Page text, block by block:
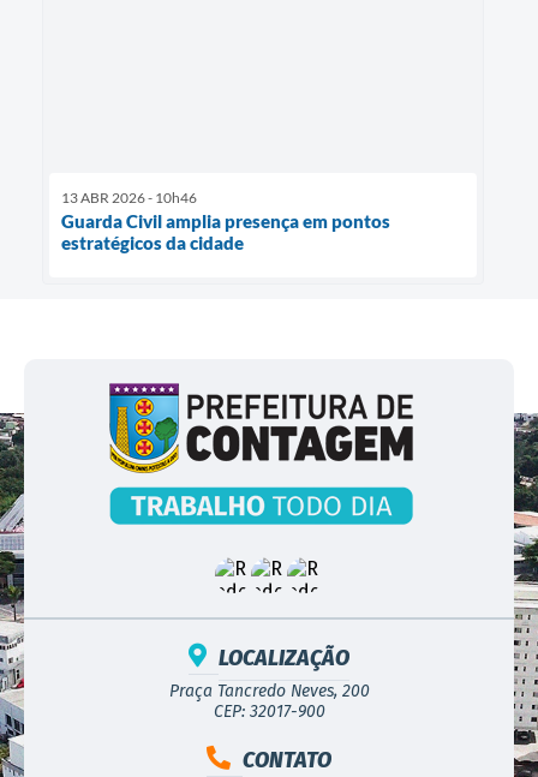
13 ABR 2026 - 10h46
Guarda Civil amplia presença em pontos
estratégicos da cidade
LOCALIZAÇÃO
Praça Tancredo Neves, 200
CEP: 32017-900
CONTATO